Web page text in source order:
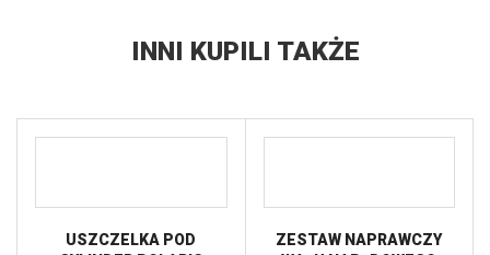
INNI KUPILI TAKŻE
USZCZELKA POD
ZESTAW NAPRAWCZY